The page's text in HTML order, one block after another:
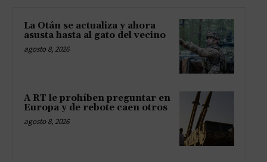
La Otán se actualiza y ahora
asusta hasta al gato del vecino
agosto 8, 2026
A RT le prohíben preguntar en
Europa y de rebote caen otros
agosto 8, 2026